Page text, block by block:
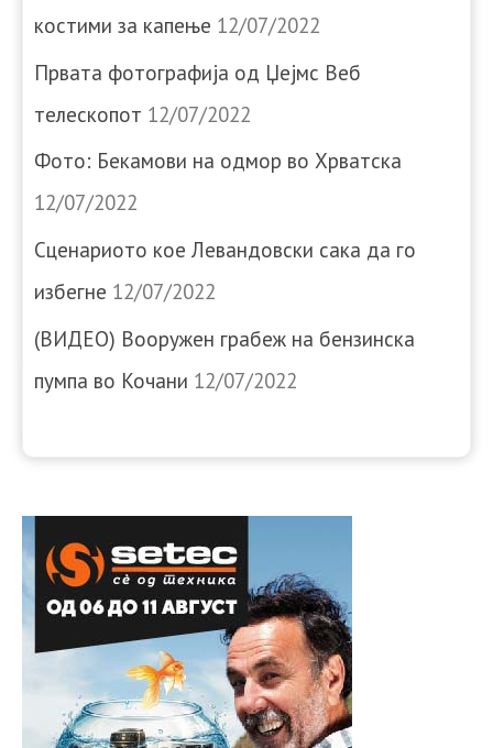
костими за капење 12/07/2022
Првата фотографија од Џејмс Веб
телескопот 12/07/2022
Фото: Бекамови на одмор во Хрватска
12/07/2022
Сценариото кое Левандовски сака да го
избегне 12/07/2022
(ВИДЕО) Вооружен грабеж на бензинска
пумпа во Кочани 12/07/2022